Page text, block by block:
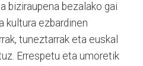
biziraupena bezalako gai
kultura ezbardinen
tuneztarrak eta euskal
Errespetu eta umoretik